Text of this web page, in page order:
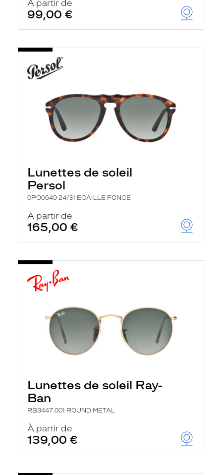
À partir de
99,00 €
Lunettes de soleil
Persol
0PO0649 24/31 ECAILLE FONCE
À partir de
165,00 €
Lunettes de soleil Ray-
Ban
RB3447 001 ROUND METAL
À partir de
139,00 €